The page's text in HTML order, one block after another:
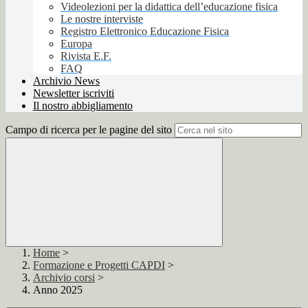
Videolezioni per la didattica dell’educazione fisica
Le nostre interviste
Registro Elettronico Educazione Fisica
Europa
Rivista E.F.
FAQ
Archivio News
Newsletter iscriviti
Il nostro abbigliamento
Campo di ricerca per le pagine del sito
Home >
Formazione e Progetti CAPDI >
Archivio corsi >
Anno 2025